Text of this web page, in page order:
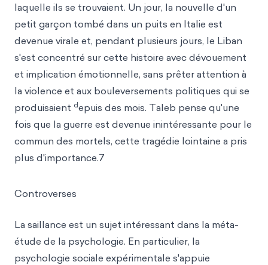
laquelle ils se trouvaient. Un jour, la nouvelle d'un
petit garçon tombé dans un puits en Italie est
devenue virale et, pendant plusieurs jours, le Liban
s'est concentré sur cette histoire avec dévouement
et implication émotionnelle, sans prêter attention à
la violence et aux bouleversements politiques qui se
produisaient depuis des mois. Taleb pense qu'une
fois que la guerre est devenue inintéressante pour le
commun des mortels, cette tragédie lointaine a pris
plus d'importance.7
Controverses
La saillance est un sujet intéressant dans la méta-
étude de la psychologie. En particulier, la
psychologie sociale expérimentale s'appuie